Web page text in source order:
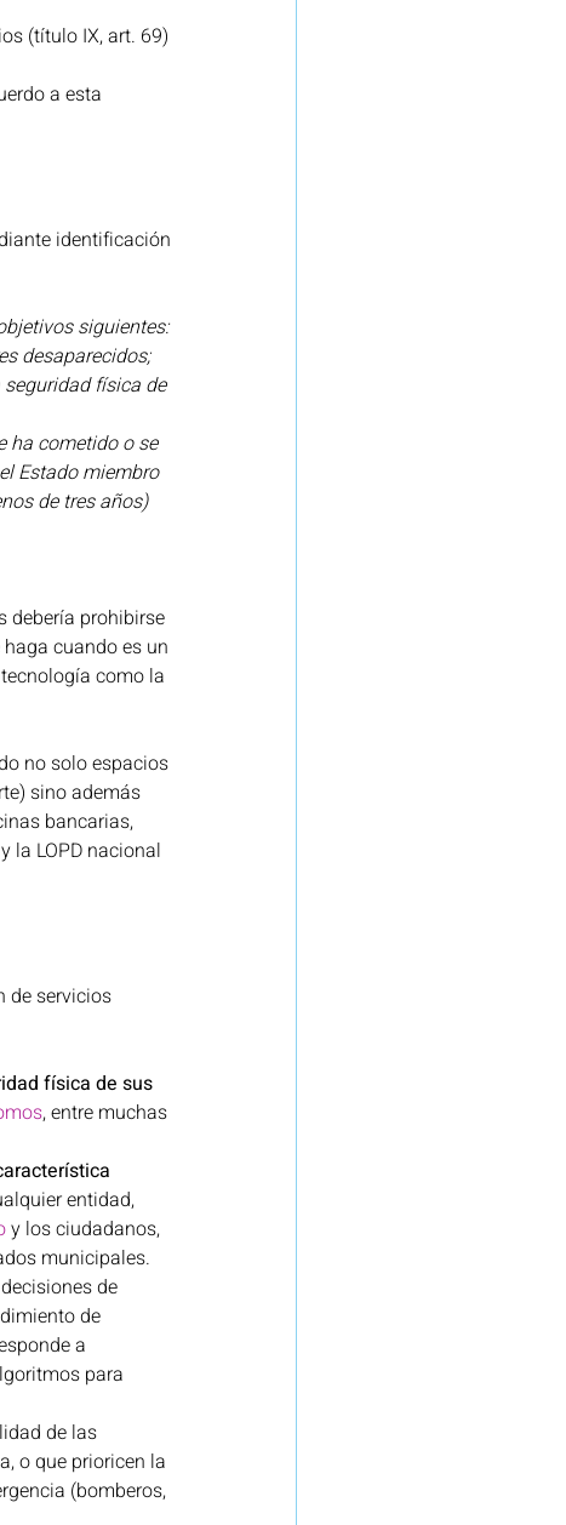
(título IX, art. 69)
a esta
identificación
siguientes:
desaparecidos;
física de
ha cometido o se
Estado miembro
de tres años)
debería prohibirse
cuando es un
como la
no solo espacios
sino además
bancarias,
la LOPD nacional
de servicios
física de sus
, entre muchas
entidad,
y los ciudadanos,
municipales.
de
de
a
para
de las
o que prioricen la
(bomberos,